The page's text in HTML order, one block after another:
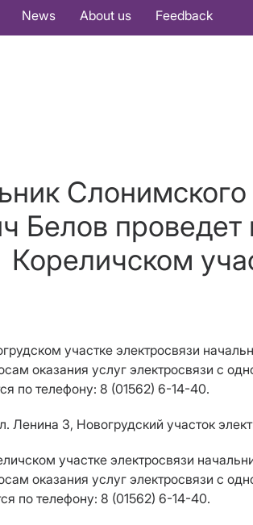
News About us Feedback
Белов
Кореличском
участке электросвязи
оказания услуг электросвязи с
по телефону: 8 (01562) 6-14-40.
Ленина 3, Новогрудский участок
участке электросвязи
оказания услуг электросвязи с
по телефону: 8 (01562) 6-14-40.